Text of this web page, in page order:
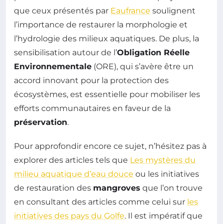
que ceux présentés par Eaufrance soulignent
l’importance de restaurer la morphologie et
l’hydrologie des milieux aquatiques. De plus, la
sensibilisation autour de l’Obligation Réelle
Environnementale (ORE), qui s’avère être un
accord innovant pour la protection des
écosystèmes, est essentielle pour mobiliser les
efforts communautaires en faveur de la
préservation.
Pour approfondir encore ce sujet, n’hésitez pas à
explorer des articles tels que Les mystères du
milieu aquatique d’eau douce ou les initiatives
de restauration des mangroves que l’on trouve
en consultant des articles comme celui sur les
initiatives des pays du Golfe. Il est impératif que